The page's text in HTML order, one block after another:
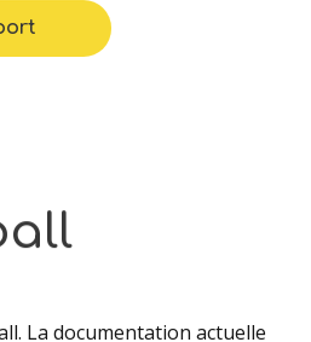
La documentation actuelle